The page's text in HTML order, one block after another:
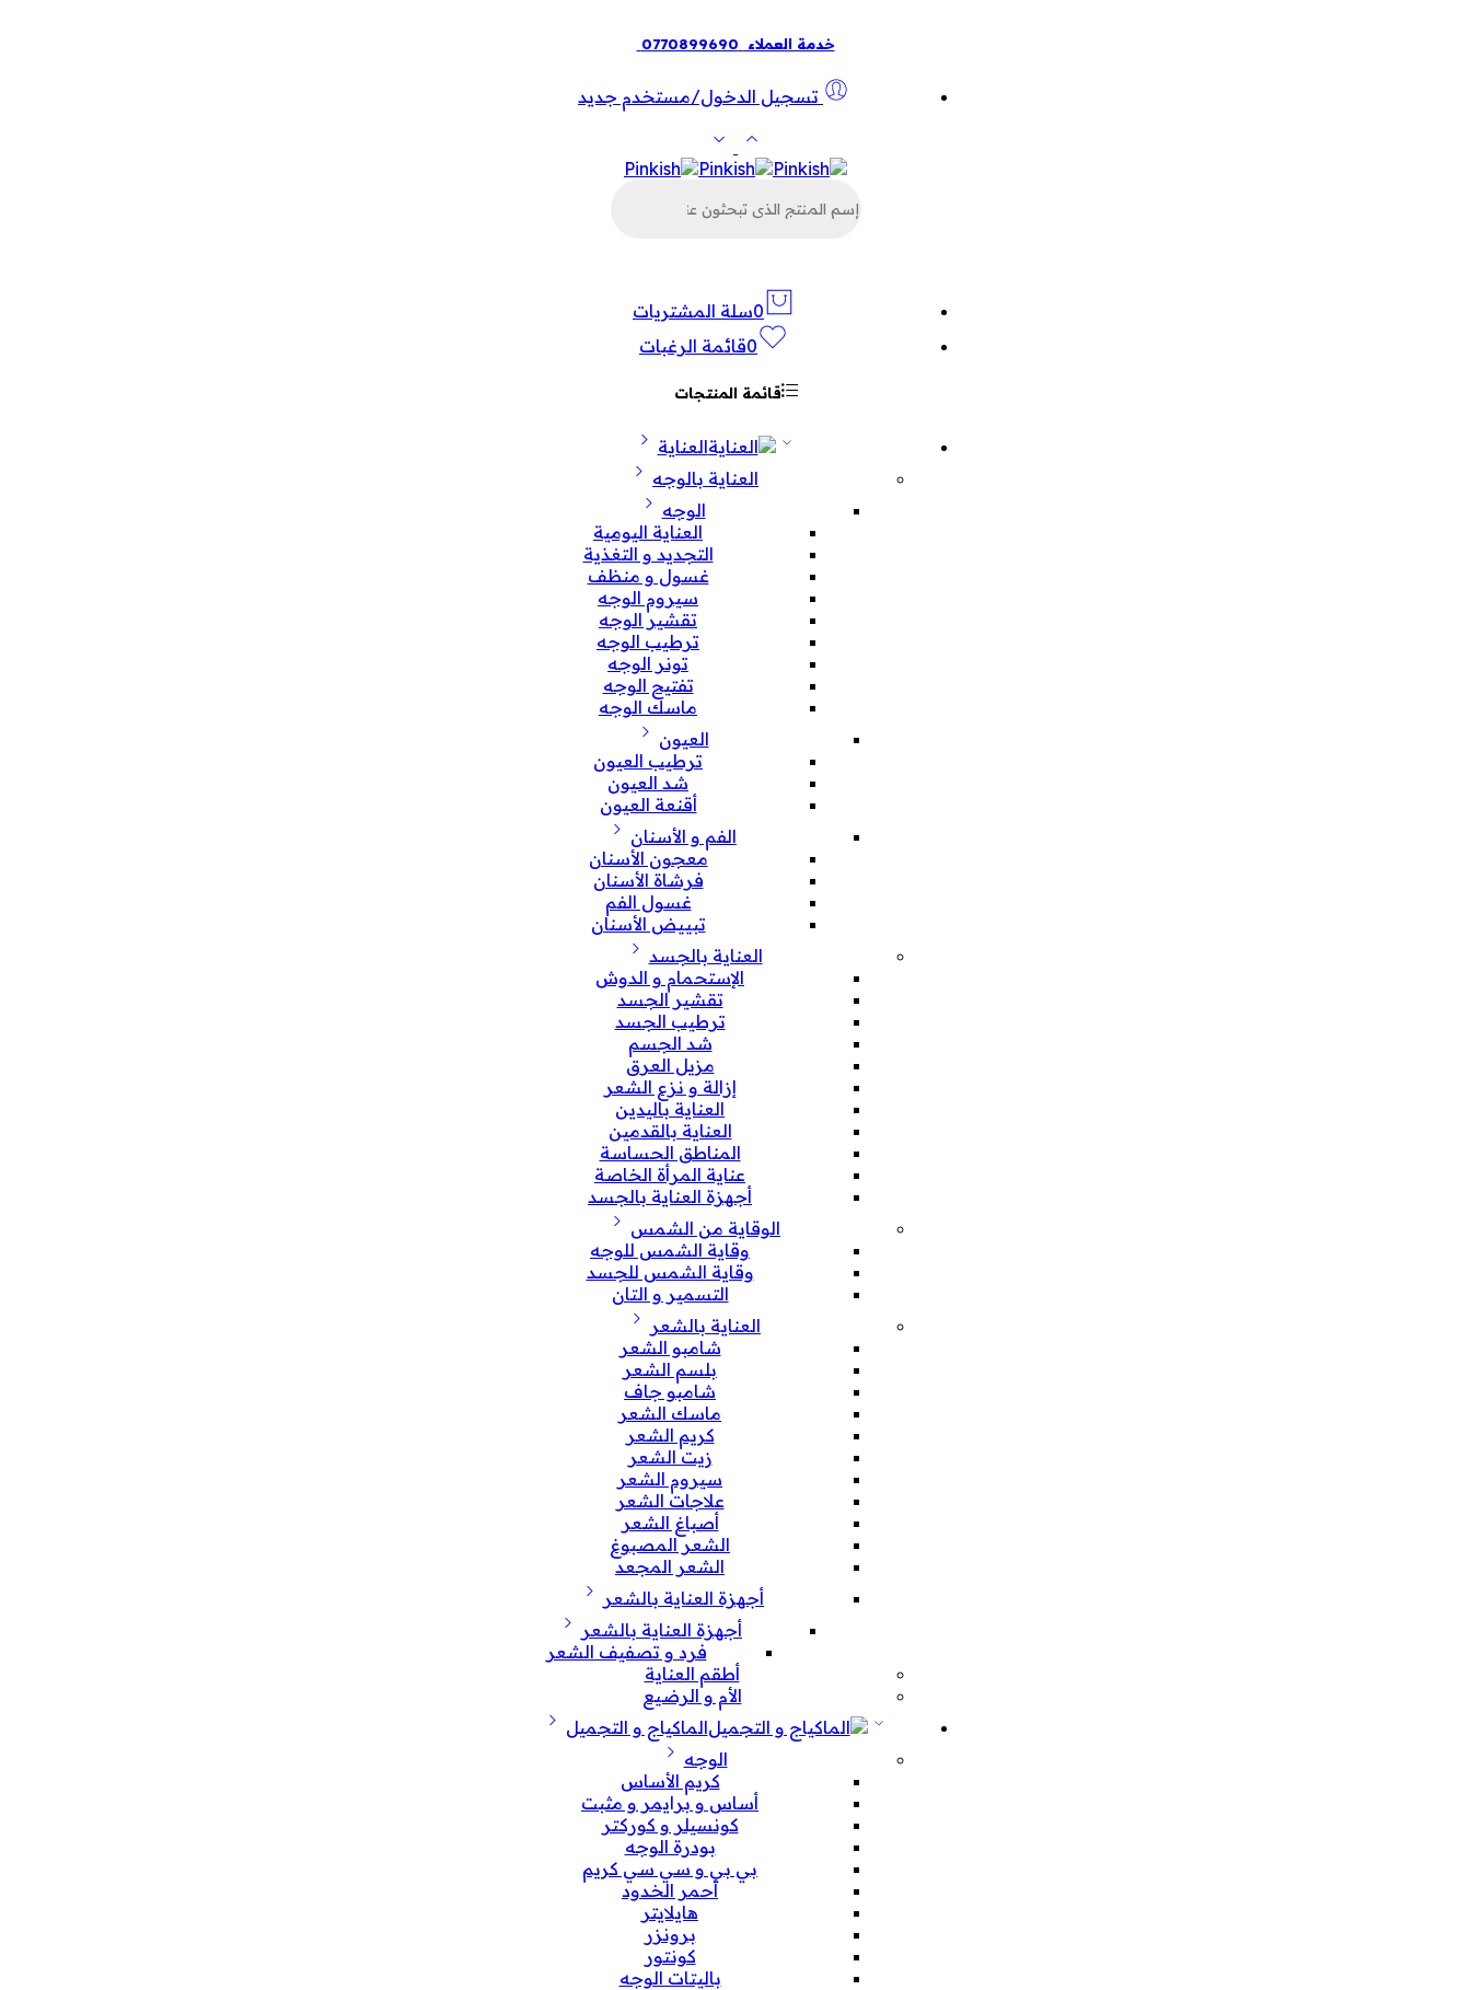
خدمة العملاء 0770899690
تسجيل الدخول/مستخدم جديد
عن
0سلة المشتريات
0قائمة الرغبات
قائمة المنتجات
العناية
العناية بالوجه
الوجه
العناية اليومية
التجديد و التغذية
غسول و منظف
سيروم الوجه
تقشير الوجه
ترطيب الوجه
تونر الوجه
تفتيح الوجه
ماسك الوجه
العيون
ترطيب العيون
شد العيون
أقنعة العيون
الفم و الأسنان
معجون الأسنان
فرشاة الأسنان
غسول الفم
تبييض الأسنان
العناية بالجسد
الإستحمام و الدوش
تقشير الجسد
ترطيب الجسد
شد الجسم
مزيل العرق
إزالة و نزع الشعر
العناية باليدين
العناية بالقدمين
المناطق الحساسة
عناية المرأة الخاصة
أجهزة العناية بالجسد
الوقاية من الشمس
وقاية الشمس للوجه
وقاية الشمس للجسد
التسمير و التان
العناية بالشعر
شامبو الشعر
بلسم الشعر
شامبو جاف
ماسك الشعر
كريم الشعر
زيت الشعر
سيروم الشعر
علاجات الشعر
أصباغ الشعر
الشعر المصبوغ
الشعر المجعد
أجهزة العناية بالشعر
أجهزة العناية بالشعر
فرد و تصفيف الشعر
أطقم العناية
الأم و الرضيع
الماكياج و التجميل
الوجه
كريم الأساس
أساس و برايمر و مثبت
كونسيلر و كوركتر
بودرة الوجه
بي بي و سي سي كريم
أحمر الخدود
هايلايتر
برونزر
كونتور
باليتات الوجه